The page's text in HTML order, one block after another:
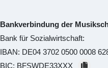
Bankverbindung der
Bank für Sozialwirtschaft:
IBAN: DE04 3702 0500 0008
BIC: BFSWDE33XXX